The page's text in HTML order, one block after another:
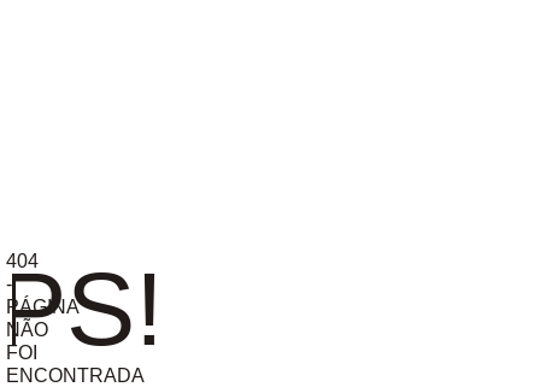
404
-
PÁGINA
NÃO
FOI
ENCONTRADA